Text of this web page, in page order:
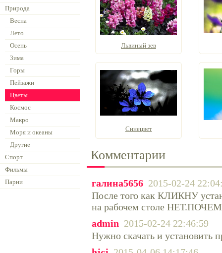
Природа
Весна
Лето
Осень
Зима
Горы
Пейзажи
Цветы
Космос
Макро
Моря и океаны
Другие
Спорт
Фильмы
Парни
Львиный зев
Синецвет
Комментарии
галина5656 2015-02-24
После того как КЛИКНУ
на рабочем столе
admin 2015-02-24 22:46:59
Нужно скачать и установить